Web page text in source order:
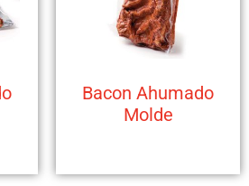
Bacon Ahumado
Molde